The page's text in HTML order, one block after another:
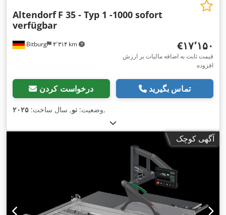
Bitburg ۴٬۳۱۴ km
Altendorf F 35 - Typ 1 -1000 sofort
verfügbar
‎€۱۷٬۱۵۰
قیمت ثابت به اضافه مالیات بر ارزش
افزوده
درخواست کردن تماس بگیرید
وضعیت: نو, سال ساخت: ۲۰۲۵ ,
آگهی کوچک